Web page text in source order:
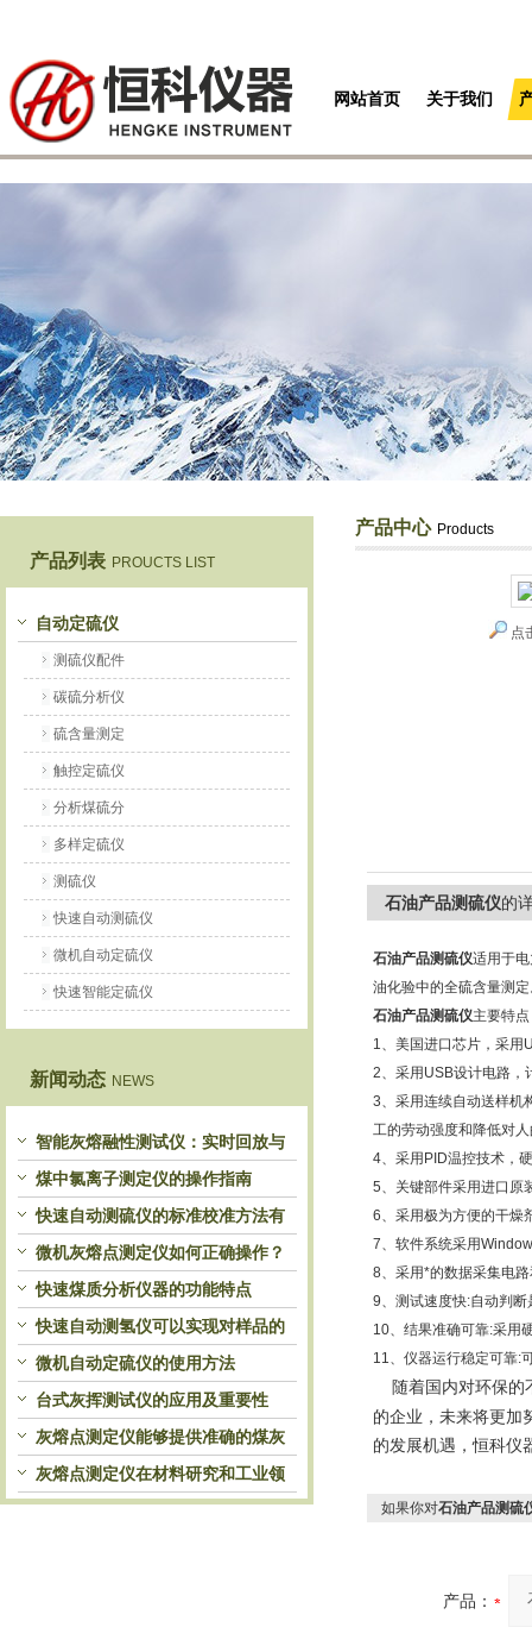
网站首页 关于我们
产品列表 PROUCTS LIST
自动定硫仪
测硫仪配件
碳硫分析仪
硫含量测定
触控定硫仪
分析煤硫分
多样定硫仪
测硫仪
快速自动测硫仪
微机自动定硫仪
快速智能定硫仪
新闻动态 NEWS
智能灰熔融性测试仪：实时回放与
历史分析，解锁灰熔特性精准洞察
煤中氯离子测定仪的操作指南
快速自动测硫仪的标准校准方法有
哪些？
微机灰熔点测定仪如何正确操作？
快速煤质分析仪器的功能特点
快速自动测氢仪可以实现对样品的
自动处理和检测
微机自动定硫仪的使用方法
台式灰挥测试仪的应用及重要性
灰熔点测定仪能够提供准确的煤灰
熔融性参数
灰熔点测定仪在材料研究和工业领
域中发挥重要作用
产品中心 Products
点
石油产品测硫仪的
石油产品测硫仪适用于
油化验中的全硫含量测
石油产品测硫仪主要特
1、美国进口芯片，采用
2、采用USB设计电路，
3、采用连续自动送样机
工的劳动强度和降低对
4、采用PID温控技术，
5、关键部件采用进口原
6、采用极为方便的干燥
7、软件系统采用
8、采用*的数据采集电
9、测试速度快:自动判
10、结果准确可靠:采用
11、仪器运行稳定可靠:
随着国内对环保的
的企业，未来将更加
的发展机遇，恒科仪
如果你对石油产品测硫
产品：